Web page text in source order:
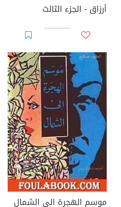
أرزاق - الجزء الثالث
موسم الهجرة الى الشمال